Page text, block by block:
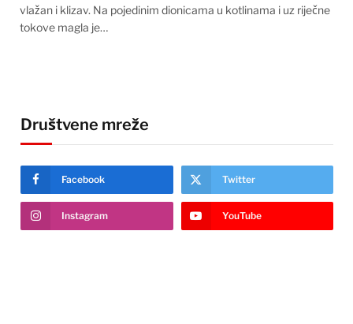
vlažan i klizav. Na pojedinim dionicama u kotlinama i uz riječne
tokove magla je…
Društvene mreže
Facebook Twitter
Instagram YouTube